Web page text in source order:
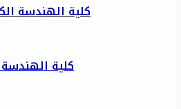
كلية الهندسة
كلية الهندسة